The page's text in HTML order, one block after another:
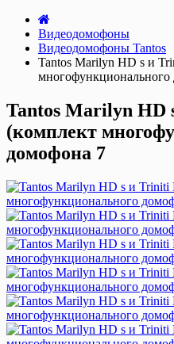
Видеодомофоны
Видеодомофоны Tantos
Tantos Marilyn HD s и
Tantos Marilyn HD
(комплект
домофона 7